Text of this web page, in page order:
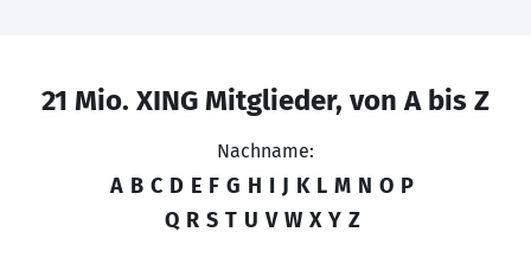
21 Mio. XING Mitglieder, von A bis Z
Nachname:
A B C D E F G H I J K L M N O P
Q R S T U V W X Y Z